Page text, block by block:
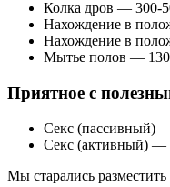
Колка дров — 300-
Нахождение в
Нахождение в
Мытье полов — 130
Приятное с
Секс (пассивный)
Секс (активный) —
Мы старались